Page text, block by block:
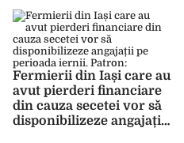
mecanici sau sudori.
Salariile oferite nu sunt
de neglijat
Fermierii din Iași care au
avut pierderi financiare
din cauza secetei vor să
disponibilizeze angajații